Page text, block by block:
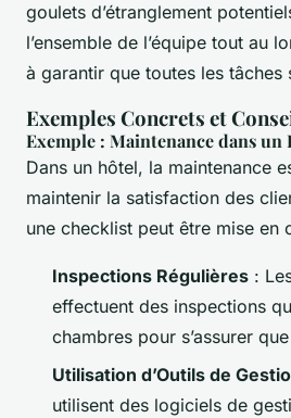
goulets d’étranglement
l’ensemble de l’équipe tout au
à garantir que toutes les tâches
Exemples Concrets et
Exemple : Maintenance dans un
Dans un hôtel, la maintenance
maintenir la satisfaction des
une checklist peut être mise en
Inspections Régulières :
effectuent des inspections
chambres pour s’assurer
Utilisation d’Outils de
utilisent des logiciels de